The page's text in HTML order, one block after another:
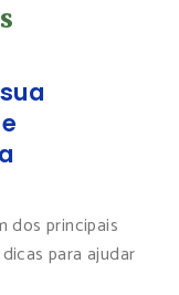
dos principais
para ajudar